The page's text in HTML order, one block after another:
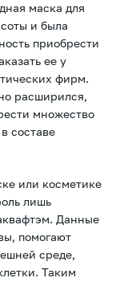
маска для
и была
приобрести
ее у
фирм.
расширился,
множество
составе
или косметике
лишь
Данные
помогают
среде,
Таким